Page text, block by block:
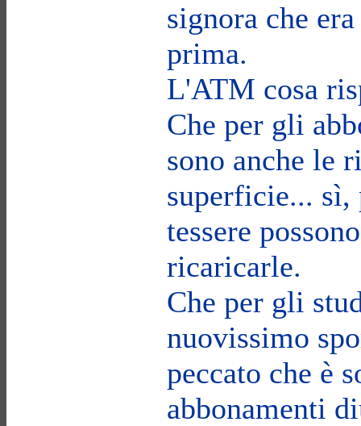
signora che
prima.
L'ATM cosa
Che per gli
sono anche le
superficie... sì,
tessere
ricaricarle.
Che per gli
nuovissimo
peccato che è
abbonamenti